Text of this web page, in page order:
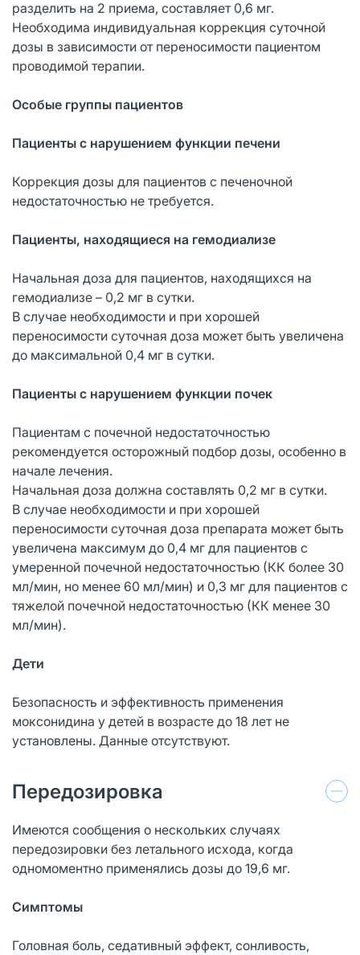
разделить на 2 приема, составляет 0,6 мг.
Необходима индивидуальная коррекция суточной
дозы в зависимости от переносимости пациентом
проводимой терапии.
Особые группы пациентов
Пациенты с нарушением функции печени
Коррекция дозы для пациентов с печеночной
недостаточностью не требуется.
Пациенты, находящиеся на гемодиализе
Начальная доза для пациентов, находящихся на
гемодиализе – 0,2 мг в сутки.
В случае необходимости и при хорошей
переносимости суточная доза может быть увеличена
до максимальной 0,4 мг в сутки.
Пациенты с нарушением функции почек
Пациентам с почечной недостаточностью
рекомендуется осторожный подбор дозы, особенно в
начале лечения.
Начальная доза должна составлять 0,2 мг в сутки.
В случае необходимости и при хорошей
переносимости суточная доза препарата может быть
увеличена максимум до 0,4 мг для пациентов с
умеренной почечной недостаточностью (КК более 30
мл/мин, но менее 60 мл/мин) и 0,3 мг для пациентов с
тяжелой почечной недостаточностью (КК менее 30
мл/мин).
Дети
Безопасность и эффективность применения
моксонидина у детей в возрасте до 18 лет не
установлены. Данные отсутствуют.
Передозировка
Имеются сообщения о нескольких случаях
передозировки без летального исхода, когда
одномоментно применялись дозы до 19,6 мг.
Симптомы
Головная боль, седативный эффект, сонливость,